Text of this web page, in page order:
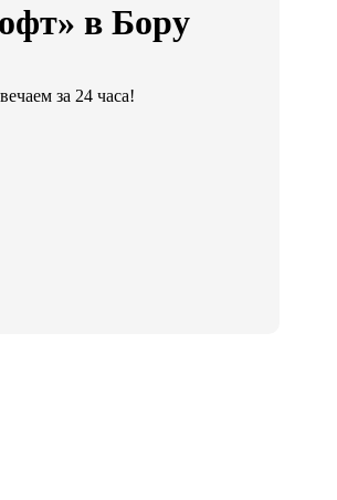
в Бору
за 24 часа!